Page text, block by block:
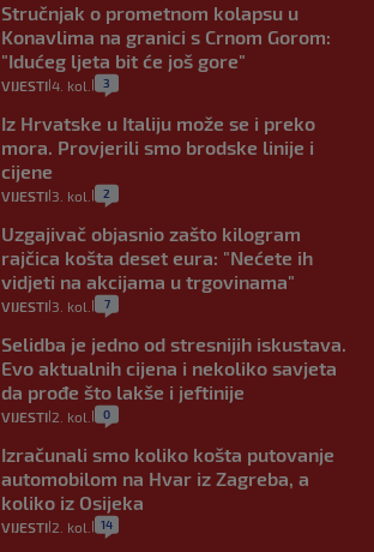
Stručnjak o prometnom kolapsu u
Konavlima na granici s Crnom Gorom:
"Idućeg ljeta bit će još gore"
VIJESTI 4. kol. 3
Iz Hrvatske u Italiju može se i preko
mora. Provjerili smo brodske linije i
cijene
VIJESTI 3. kol. 2
Uzgajivač objasnio zašto kilogram
rajčica košta deset eura: "Nećete ih
vidjeti na akcijama u trgovinama"
VIJESTI 3. kol. 7
Selidba je jedno od stresnijih iskustava.
Evo aktualnih cijena i nekoliko savjeta
da prođe što lakše i jeftinije
VIJESTI 2. kol. 0
Izračunali smo koliko košta putovanje
automobilom na Hvar iz Zagreba, a
koliko iz Osijeka
VIJESTI 2. kol. 14